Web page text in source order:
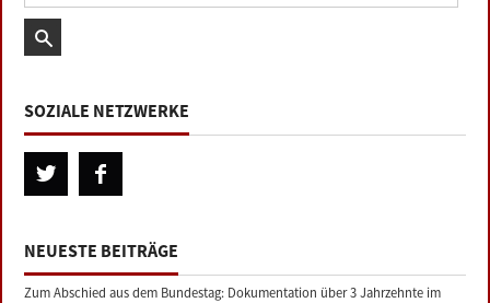
SOZIALE NETZWERKE
NEUESTE BEITRÄGE
Zum Abschied aus dem Bundestag: Dokumentation über 3 Jahrzehnte im